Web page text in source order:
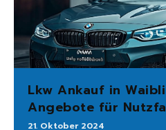
Lkw Ankauf in
Angebote für
21. Oktober 2024